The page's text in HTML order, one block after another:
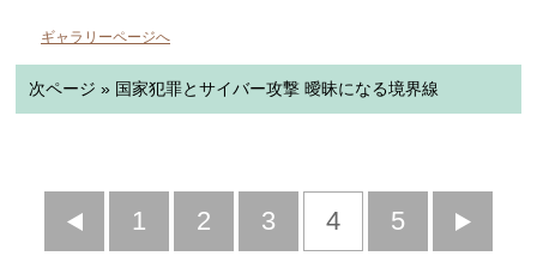
ギャラリーページへ
次ページ » 国家犯罪とサイバー攻撃 曖昧になる境界線
前
1 2 3 4 5